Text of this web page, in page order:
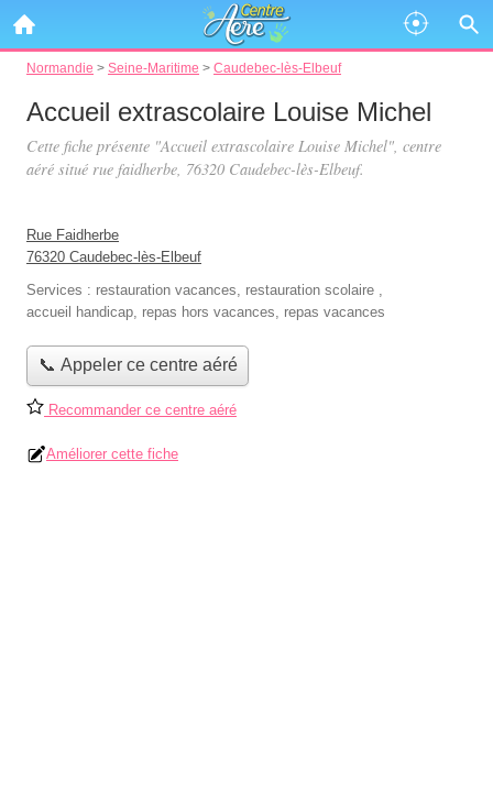
Normandie > Seine-Maritime > Caudebec-lès-Elbeuf
Accueil extrascolaire Louise Michel
Cette fiche présente "Accueil extrascolaire Louise Michel", centre
aéré situé rue faidherbe, 76320 Caudebec-lès-Elbeuf.
Rue Faidherbe
76320 Caudebec-lès-Elbeuf
Services : restauration vacances, restauration scolaire ,
accueil handicap, repas hors vacances, repas vacances
📞 Appeler ce centre aéré
Recommander ce centre aéré
Améliorer cette fiche